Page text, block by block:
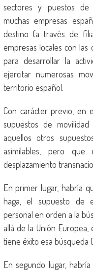
sectores y puestos de
muchas empresas
destino (a través de
empresas locales con
para desarrollar la
ejercitar numerosas
territorio español.
Con carácter previo, en
supuestos de
aquellos otros
asimilables, pero que
desplazamiento
En primer lugar, habría
haga, el supuesto de
personal en orden a la
allá de la Unión
tiene éxito esa búsqueda
En segundo lugar,